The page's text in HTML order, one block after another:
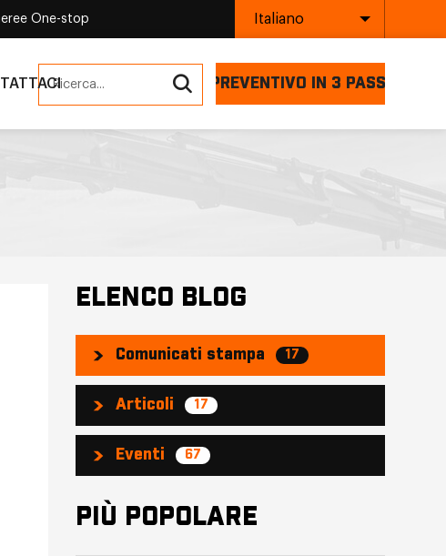
One-stop Italiano
PREVENTIVO IN 3 PASSI
ELENCO BLOG
Comunicati stampa 17
Articoli 17
Eventi 67
PIÙ POPOLARE